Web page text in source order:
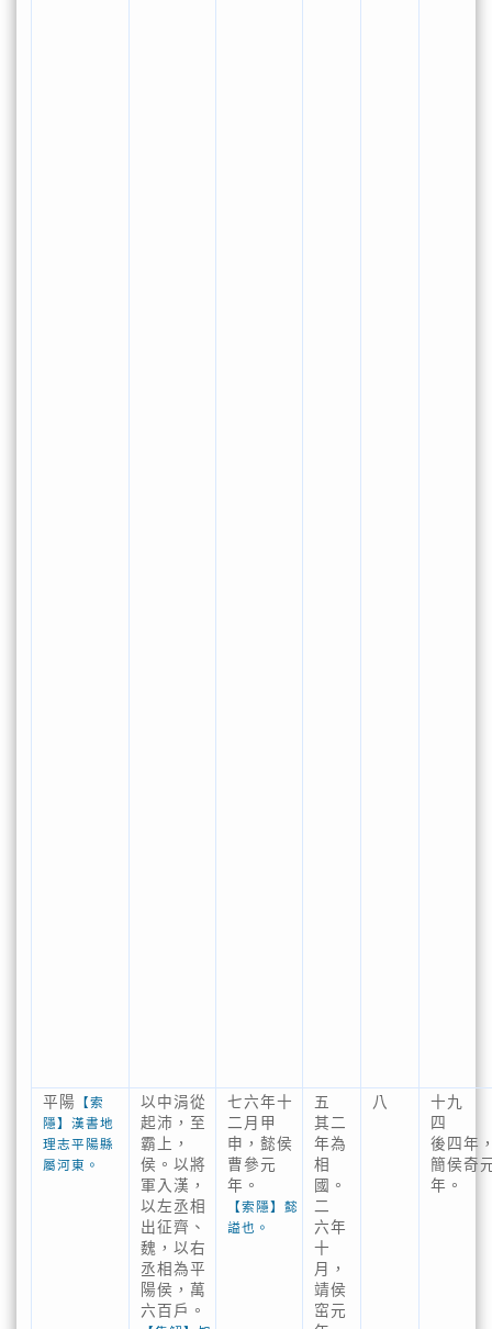
平陽 【索
隱】漢書地
理志平陽縣
屬河東。
以中涓從
起沛，至
霸上，
侯。以將
軍入漢，
以左丞相
出征齊、
魏，以右
丞相為平
陽侯，萬
六百戶。
七六年十
二月甲
申，懿侯
曹參元
年。
【索隱】懿
謚也。
五
其二
年為
相
國。
二
六年
十
月，
靖侯
窋元
八
十九
四
後四年
簡侯奇
年。